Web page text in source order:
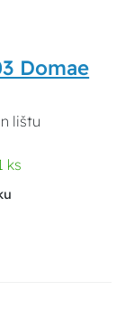
Domae
lištu
ks